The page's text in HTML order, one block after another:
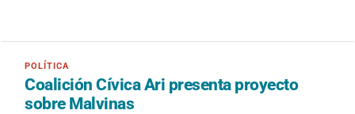
Coalición Cívica Ari presenta proyecto
sobre Malvinas